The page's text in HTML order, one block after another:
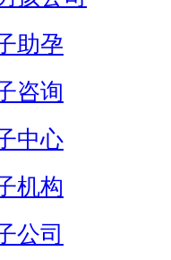
助孕
咨询
中心
机构
公司